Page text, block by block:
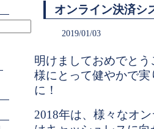
オンライン決済シ
2019/01/03
明けましておめでと
様にとって健やかで
に！
2018年は、様々なオ